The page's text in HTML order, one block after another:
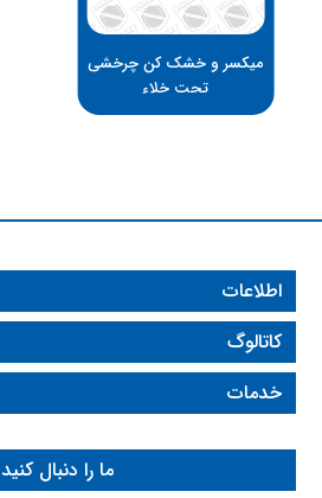
میکسر و خشک کن چرخشی
تحت خلاء
اطلاعات
کاتالوگ
خدمات
ما را دنبال کنید